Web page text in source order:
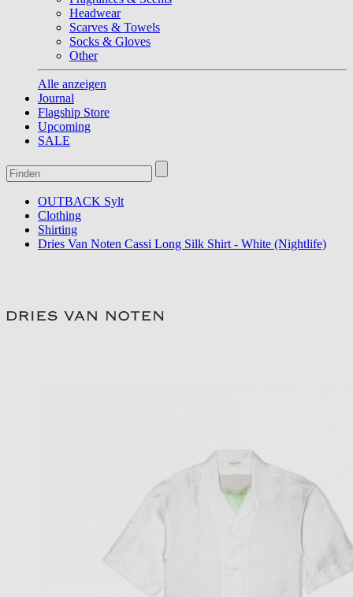
Headwear
Scarves & Towels
Socks & Gloves
Other
Alle anzeigen
Journal
Flagship Store
Upcoming
SALE
OUTBACK Sylt
Clothing
Shirting
Dries Van Noten Cassi Long Silk Shirt - White (Nightlife)